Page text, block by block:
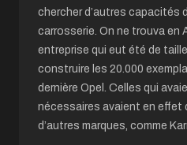
chercher d’autres capacités
carrosserie. On ne trouva en
entreprise qui eut été de
construire les 20.000
dernière Opel. Celles qui
nécessaires avaient en effet
d’autres marques, comme